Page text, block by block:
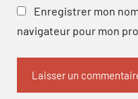
Enregistrer mon
navigateur pour mon